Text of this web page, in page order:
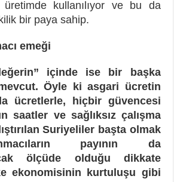
kullanılıyor ve bu da
bir paya sahip.
emeği
içinde ise bir başka
Öyle ki asgari ücretin
ücretlerle, hiçbir güvencesi
saatler ve sağlıksız çalışma
Suriyeliler başta olmak
payının da
ölçüde olduğu dikkate
ekonomisinin kurtuluşu gibi